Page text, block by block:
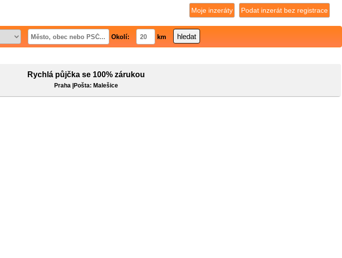
Podat inzerát bez registrace
Moje inzeráty
Okolí: km
Rychlá půjčka se 100% zárukou
Praha |Pošta: Malešice